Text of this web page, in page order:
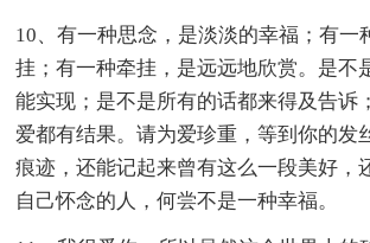
10、有一种思念，是淡淡的幸福；有一
挂；有一种牵挂，是远远地欣赏。是不
能实现；是不是所有的话都来得及告诉
爱都有结果。请为爱珍重，等到你的发
痕迹，还能记起来曾有这么一段美好，
自己怀念的人，何尝不是一种幸福。